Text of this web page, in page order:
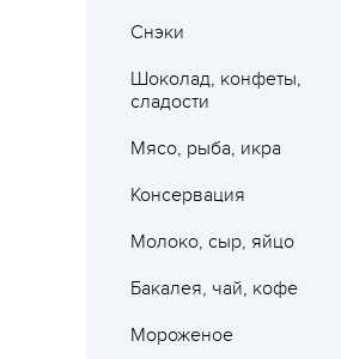
Снэки
Шоколад, конфеты,
сладости
Мясо, рыба, икра
Консервация
Молоко, сыр, яйцо
Бакалея, чай, кофе
Мороженое